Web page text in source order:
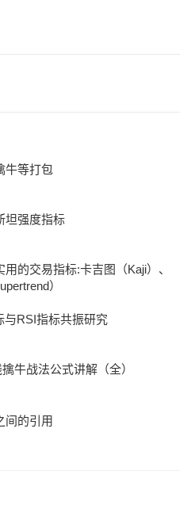
牛等打包
坦强度指标
的交易指标:卡吉图（Kaji）、
）
与RSI指标共振研究
牛战法公式讲解（全）
间的引用